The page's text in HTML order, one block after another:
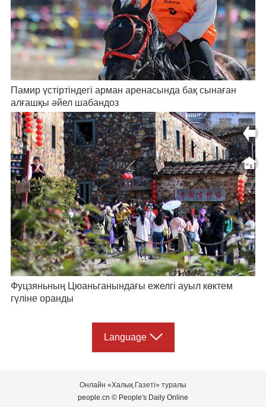
Памир үстіртіндегі арман аренасында бақ сынаған
алғашқы әйел шабандоз
Фуцзяньның Цюаньганындағы ежелгі ауыл көктем
гүліне оранды
Language
Онлайн «Халық Газеті» туралы
people.cn © People's Daily Online